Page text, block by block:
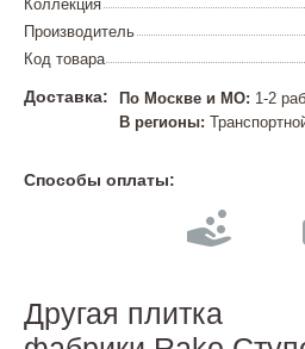
Коллекция
Производитель
Код товара
Доставка: По Москве и МО: 1-2
В регионы:
Способы оплаты:
Другая плитка